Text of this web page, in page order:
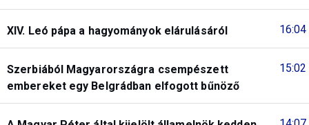
16:04
XIV. Leó pápa a hagyományok elárulásáról
15:02
Szerbiából Magyarországra csempészett
embereket egy Belgrádban elfogott bűnöző